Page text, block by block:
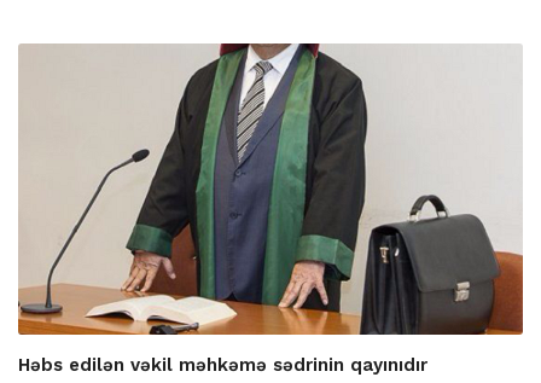
Həbs edilən vəkil məhkəmə sədrinin qayınıdır